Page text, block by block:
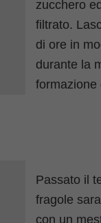
Passato il
fragole
con un